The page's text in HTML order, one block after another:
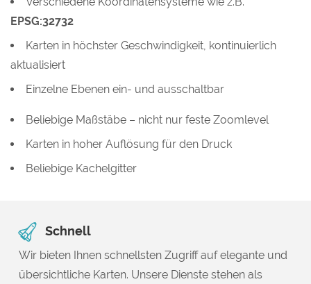
EPSG:32732
Karten in höchster Geschwindigkeit, kontinuierlich
aktualisiert
Einzelne Ebenen ein- und ausschaltbar
Beliebige Maßstäbe – nicht nur feste Zoomlevel
Karten in hoher Auflösung für den Druck
Beliebige Kachelgitter
Schnell
Wir bieten Ihnen schnellsten Zugriff auf elegante und
übersichtliche Karten. Unsere Dienste stehen als